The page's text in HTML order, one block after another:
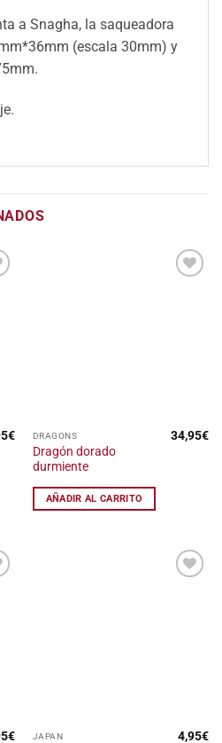
a Snagha, la saqueadora
(escala 30mm) y
€ DRAGONS
Dragón dorado
durmiente
34,95€
AÑADIR AL CARRITO
€ JAPAN 4,95€